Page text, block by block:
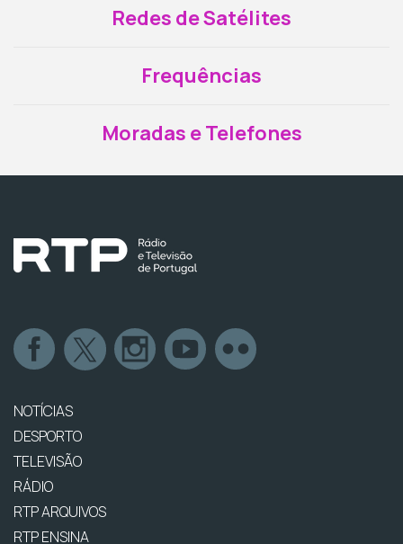
Redes de Satélites
Frequências
Moradas e Telefones
NOTÍCIAS
DESPORTO
TELEVISÃO
RÁDIO
RTP ARQUIVOS
RTP ENSINA